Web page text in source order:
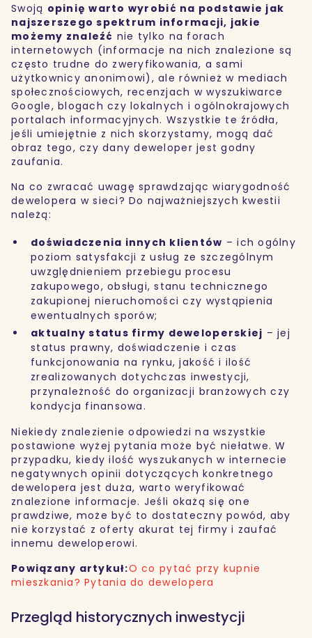
Swoją opinię warto wyrobić na podstawie jak
najszerszego spektrum informacji, jakie
możemy znaleźć nie tylko na forach
internetowych (informacje na nich znalezione są
często trudne do zweryfikowania, a sami
użytkownicy anonimowi), ale również w mediach
społecznościowych, recenzjach w wyszukiwarce
Google, blogach czy lokalnych i ogólnokrajowych
portalach informacyjnych. Wszystkie te źródła,
jeśli umiejętnie z nich skorzystamy, mogą dać
obraz tego, czy dany deweloper jest godny
zaufania.
Na co zwracać uwagę sprawdzając wiarygodność
dewelopera w sieci? Do najważniejszych kwestii
należą:
doświadczenia innych klientów – ich ogólny
poziom satysfakcji z usług ze szczególnym
uwzględnieniem przebiegu procesu
zakupowego, obsługi, stanu technicznego
zakupionej nieruchomości czy wystąpienia
ewentualnych sporów;
aktualny status firmy deweloperskiej – jej
status prawny, doświadczenie i czas
funkcjonowania na rynku, jakość i ilość
zrealizowanych dotychczas inwestycji,
przynależność do organizacji branżowych czy
kondycja finansowa.
Niekiedy znalezienie odpowiedzi na wszystkie
postawione wyżej pytania może być niełatwe. W
przypadku, kiedy ilość wyszukanych w internecie
negatywnych opinii dotyczących konkretnego
dewelopera jest duża, warto weryfikować
znalezione informacje. Jeśli okażą się one
prawdziwe, może być to dostateczny powód, aby
nie korzystać z oferty akurat tej firmy i zaufać
innemu deweloperowi.
Powiązany artykuł:O co pytać przy kupnie
mieszkania? Pytania do dewelopera
Przegląd historycznych inwestycji